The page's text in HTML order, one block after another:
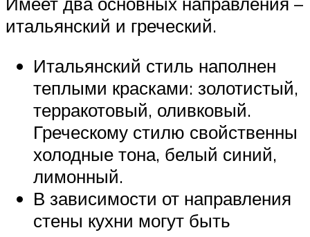
итальянский и греческий.
Итальянский стиль наполнен
теплыми красками: золотистый,
терракотовый, оливковый.
Греческому стилю свойственны
холодные тона, белый синий,
лимонный.
В зависимости от направления
стены кухни могут быть